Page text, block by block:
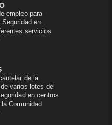
empleo para
en
servicios
de la
varios lotes del
en centros
Comunidad